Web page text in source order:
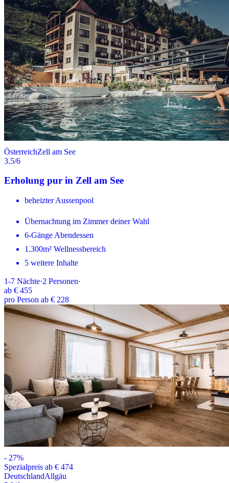
ÖsterreichZell am See
3.5/6
Erholung pur in Zell am See
beheizter Aussenpool
Übernachtung im Zimmer deiner Wahl
6-Gänge Abendessen
1.300m² Wellnessbereich
5 weitere Inhalte
1-7 Nächte·2 Personen·
ab € 455
pro Person ab € 228
- 27%
Spezialpreis ab € 474
DeutschlandAllgäu